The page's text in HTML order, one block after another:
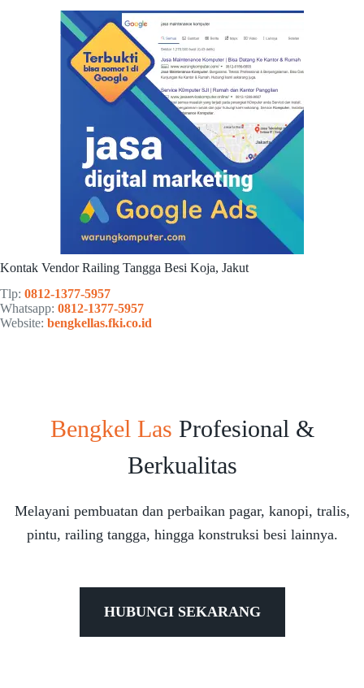
Kontak Vendor Railing Tangga Besi Koja, Jakut
Tlp: 0812-1377-5957
Whatsapp: 0812-1377-5957
Website: bengkellas.fki.co.id
Bengkel Las Profesional &
Berkualitas
Melayani pembuatan dan perbaikan pagar, kanopi, tralis,
pintu, railing tangga, hingga konstruksi besi lainnya.
HUBUNGI SEKARANG